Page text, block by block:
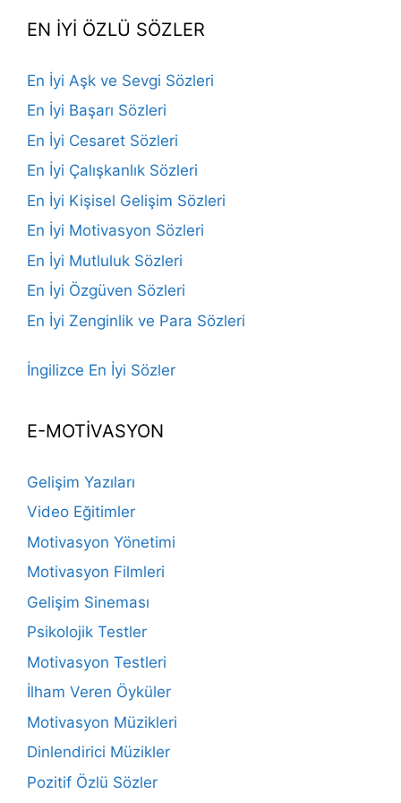
EN İYİ ÖZLÜ SÖZLER
En İyi Aşk ve Sevgi Sözleri
En İyi Başarı Sözleri
En İyi Cesaret Sözleri
En İyi Çalışkanlık Sözleri
En İyi Kişisel Gelişim Sözleri
En İyi Motivasyon Sözleri
En İyi Mutluluk Sözleri
En İyi Özgüven Sözleri
En İyi Zenginlik ve Para Sözleri
İngilizce En İyi Sözler
E-MOTİVASYON
Gelişim Yazıları
Video Eğitimler
Motivasyon Yönetimi
Motivasyon Filmleri
Gelişim Sineması
Psikolojik Testler
Motivasyon Testleri
İlham Veren Öyküler
Motivasyon Müzikleri
Dinlendirici Müzikler
Pozitif Özlü Sözler